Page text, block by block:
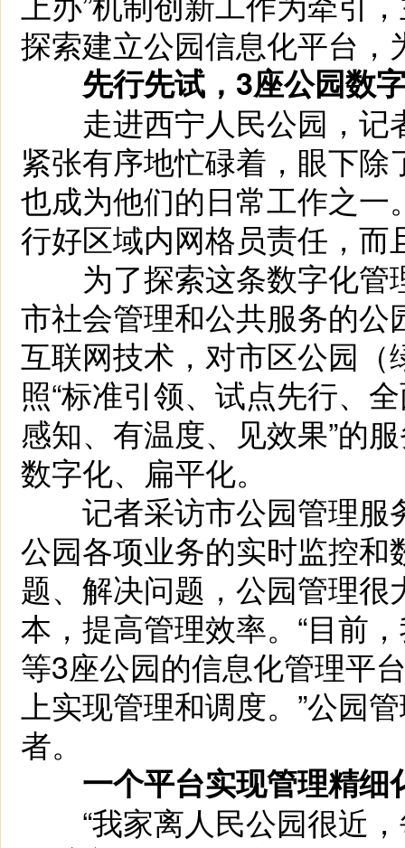
探索建立公园信息化平台
先行先试，3座公园数
走进西宁人民公园，记
紧张有序地忙碌着，眼下
也成为他们的日常工作之
行好区域内网格员责任，而
为了探索这条数字化管
市社会管理和公共服务的
互联网技术，对市区公园
照“标准引领、试点先行、
感知、有温度、见效果”的
数字化、扁平化。
记者采访市公园管理服
公园各项业务的实时监控
题、解决问题，公园管理
本，提高管理效率。“目前
等3座公园的信息化管理平
上实现管理和调度。”公园
者。
一个平台实现管理精细
“我家离人民公园很近，